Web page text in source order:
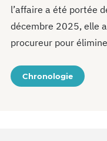
l’affaire a été portée
décembre 2025, elle
procureur pour
Chronologie